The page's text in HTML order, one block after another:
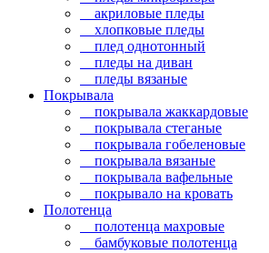
акриловые пледы
хлопковые пледы
плед однотонный
пледы на диван
пледы вязаные
Покрывала
покрывала жаккардовые
покрывала стеганые
покрывала гобеленовые
покрывала вязаные
покрывала вафельные
покрывало на кровать
Полотенца
полотенца махровые
бамбуковые полотенца